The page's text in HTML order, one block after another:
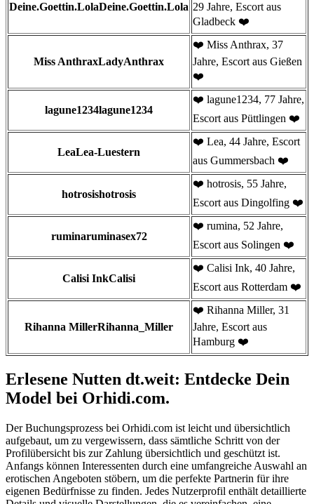
Deine.Goettin.LolaDeine.Goettin.Lola 29 Jahre, Escort aus
Gladbeck ❤️
Miss AnthraxLadyAnthrax
❤️ Miss Anthrax, 37
Jahre, Escort aus Gießen
❤️
lagune1234lagune1234
❤️ lagune1234, 77 Jahre,
Escort aus Püttlingen ❤️
LeaLea-Luestern
❤️ Lea, 44 Jahre, Escort
aus Gummersbach ❤️
hotrosishotrosis
❤️ hotrosis, 55 Jahre,
Escort aus Dingolfing ❤️
ruminaruminasex72
❤️ rumina, 52 Jahre,
Escort aus Solingen ❤️
Calisi InkCalisi
❤️ Calisi Ink, 40 Jahre,
Escort aus Rotterdam ❤️
Rihanna MillerRihanna_Miller
❤️ Rihanna Miller, 31
Jahre, Escort aus
Hamburg ❤️
Erlesene Nutten dt.weit: Entdecke Dein
Model bei Orhidi.com.
Der Buchungsprozess bei Orhidi.com ist leicht und übersichtlich
aufgebaut, um zu vergewissern, dass sämtliche Schritt von der
Profilübersicht bis zur Zahlung übersichtlich und geschützt ist.
Anfangs können Interessenten durch eine umfangreiche Auswahl an
erotischen Angeboten stöbern, um die perfekte Partnerin für ihre
eigenen Bedürfnisse zu finden. Jedes Nutzerprofil enthält detaillierte